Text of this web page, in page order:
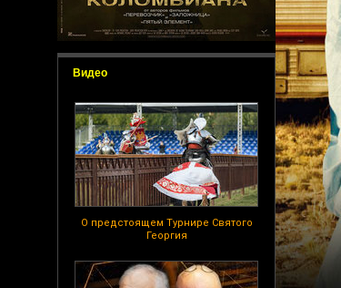
Видео
О предстоящем Турнире Святого
Георгия